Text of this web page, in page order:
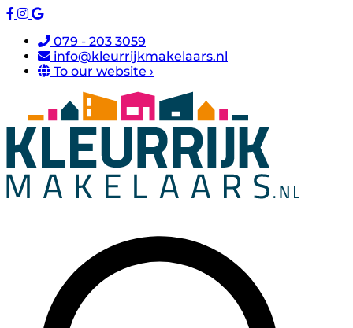
079 - 203 3059
info@kleurrijkmakelaars.nl
To our website ›